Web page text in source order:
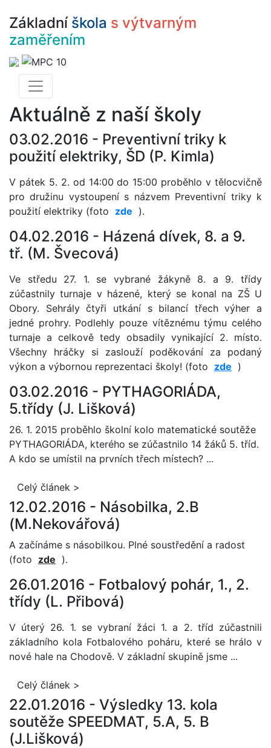
Základní škola s výtvarným
zaměřením
Aktuálně z naší školy
03.02.2016 - Preventivní triky k
použití elektriky, ŠD (P. Kimla)
V pátek 5. 2. od 14:00 do 15:00 proběhlo v tělocvičně
pro družinu vystoupení s názvem Preventivní triky k
použití elektriky (foto zde ).
04.02.2016 - Házená dívek, 8. a 9.
tř. (M. Švecová)
Ve středu 27. 1. se vybrané žákyně 8. a 9. třídy
zúčastnily turnaje v házené, který se konal na ZŠ U
Obory. Sehrály čtyři utkání s bilancí třech výher a
jedné prohry. Podlehly pouze vítěznému týmu celého
turnaje a celkově tedy obsadily vynikající 2. místo.
Všechny hráčky si zaslouží poděkování za podaný
výkon a výbornou reprezentaci školy! (foto zde )
03.02.2016 - PYTHAGORIÁDA,
5.třídy (J. Lišková)
26. 1. 2015 proběhlo školní kolo matematické soutěže
PYTHAGORIÁDA, kterého se zúčastnilo 14 žáků 5. tříd.
A kdo se umístil na prvních třech místech? ...
Celý článek >
12.02.2016 - Násobilka, 2.B
(M.Nekovářová)
A začínáme s násobilkou. Plné soustředění a radost
(foto zde ).
26.01.2016 - Fotbalový pohár, 1., 2.
třídy (L. Přibová)
V úterý 26. 1. se vybraní žáci 1. a 2. tříd zúčastnili
základního kola Fotbalového poháru, které se hrálo v
nové hale na Chodově. V základní skupině jsme ...
Celý článek >
22.01.2016 - Výsledky 13. kola
soutěže SPEEDMAT, 5.A, 5. B
(J.Lišková)